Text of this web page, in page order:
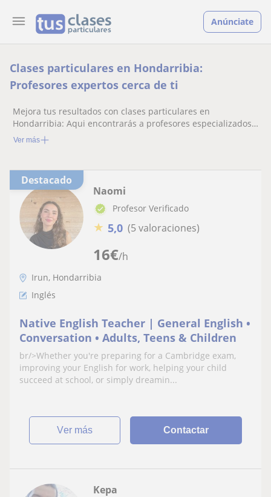
Anúnciate
Clases particulares en Hondarribia:
Profesores expertos cerca de ti
Mejora tus resultados con clases particulares en
Hondarribia: Aqui encontrarás a profesores especializados
listos para ayudarte.
Ver más
Destacado
16€/h
Naomi
Profesor Verificado
★ 5,0 (5 valoraciones)
Irun, Hondarribia
Inglés
Native English Teacher | General English •
Conversation • Adults, Teens & Children
br/>Whether you're preparing for a Cambridge exam,
improving your English for work, helping your child
succeed at school, or simply dreamin...
ver más Contactar
Kepa